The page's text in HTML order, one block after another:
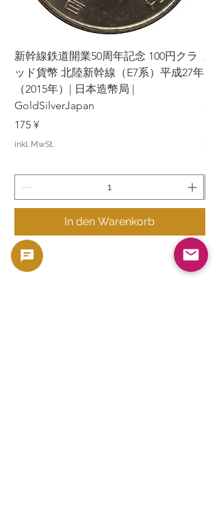
新幹線鉄道開業50周年記念 100円クラ
ッド貨幣 北陸新幹線（E7系）平成27年
（2015年）| 日本造幣局 |
GoldSilverJapan
Preis
175 ¥
inkl. MwSt.
In den Warenkorb